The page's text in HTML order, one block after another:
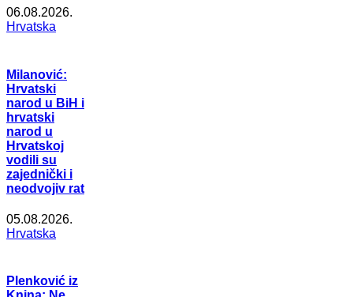
06.08.2026.
Hrvatska
Milanović:
Hrvatski
narod u BiH i
hrvatski
narod u
Hrvatskoj
vodili su
zajednički i
neodvojiv rat
05.08.2026.
Hrvatska
Plenković iz